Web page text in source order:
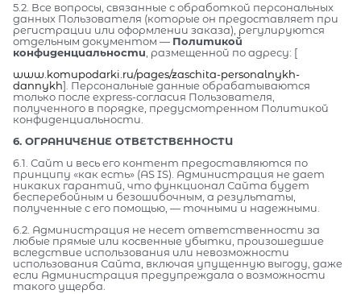
5.2. Все вопросы, связанные с обработкой персональных
данных Пользователя (которые он предоставляет при
регистрации или оформлении заказа), регулируются
отдельным документом — Политикой
конфиденциальности, размещенной по адресу: [
www.komupodarki.ru/pages/zaschita-personalnykh-
dannykh]. Персональные данные обрабатываются
только после express-согласия Пользователя,
полученного в порядке, предусмотренном Политикой
конфиденциальности.
6. ОГРАНИЧЕНИЕ ОТВЕТСТВЕННОСТИ
6.1. Сайт и весь его контент предоставляются по
принципу «как есть» (AS IS). Администрация не дает
никаких гарантий, что функционал Сайта будет
бесперебойным и безошибочным, а результаты,
полученные с его помощью, — точными и надежными.
6.2. Администрация не несет ответственности за
любые прямые или косвенные убытки, произошедшие
вследствие использования или невозможности
использования Сайта, включая упущенную выгоду, даже
если Администрация предупреждала о возможности
такого ущерба.